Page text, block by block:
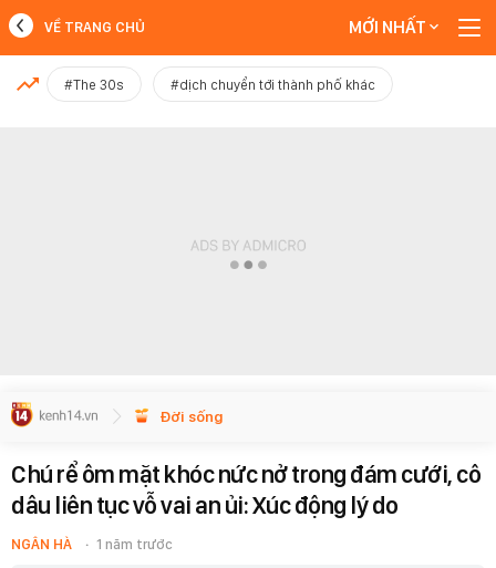
MỚI NHẤT
VỀ TRANG CHỦ MỚI NHẤT
#The 30s #dịch chuyển tới thành phố khác
Đời sống
Chú rể ôm mặt khóc nức nở trong đám cưới, cô
dâu liên tục vỗ vai an ủi: Xúc động lý do
NGÂN HÀ 1 năm trước